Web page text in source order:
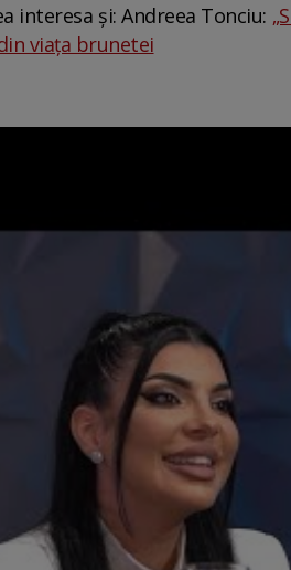
interesa și: Andreea Tonciu:
viața brunetei